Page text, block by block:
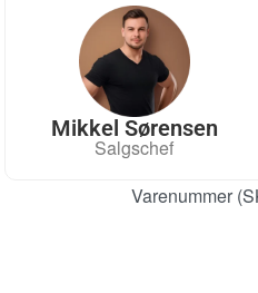
Mikkel Sørensen
Salgschef
Varenummer